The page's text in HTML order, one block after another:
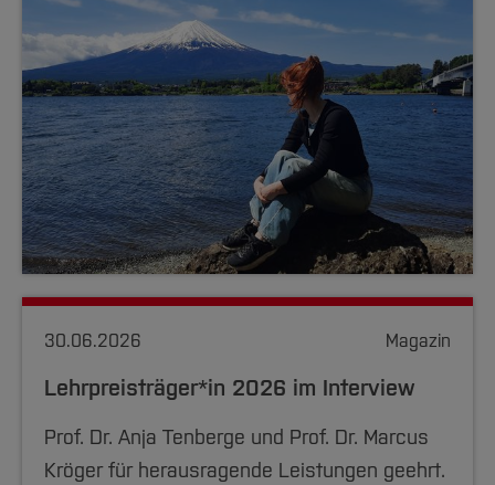
30.06.2026 Magazin
Lehrpreisträger*in 2026 im Interview
Prof. Dr. Anja Tenberge und Prof. Dr. Marcus
Kröger für herausragende Leistungen geehrt.